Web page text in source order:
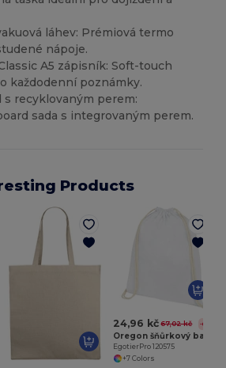
láhev: Prémiová termo
nápoje.
A5 zápisník: Soft-touch
každodenní poznámky.
s recyklovaným perem:
sada s integrovaným perem.
Products
24,96 kč 67,02 kč -63%
EgotierPro 120575
+7 Colors